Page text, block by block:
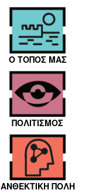
Ο ΤΟΠΟΣ ΜΑΣ
ΠΟΛΙΤΙΣΜΟΣ
ΑΝΘΕΚΤΙΚΗ ΠΟΛΗ